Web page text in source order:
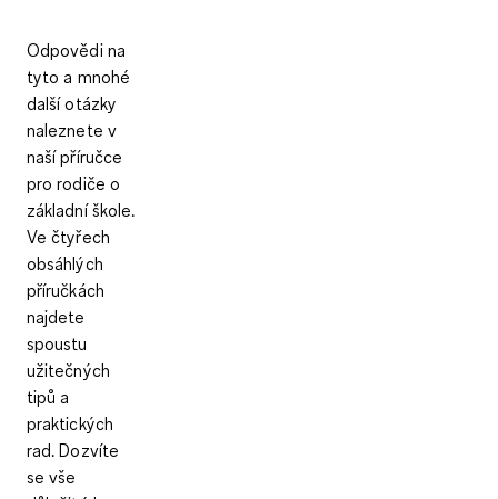
Odpovědi na
tyto a mnohé
další otázky
naleznete v
naší příručce
pro rodiče o
základní škole.
Ve čtyřech
obsáhlých
příručkách
najdete
spoustu
užitečných
tipů a
praktických
rad. Dozvíte
se vše